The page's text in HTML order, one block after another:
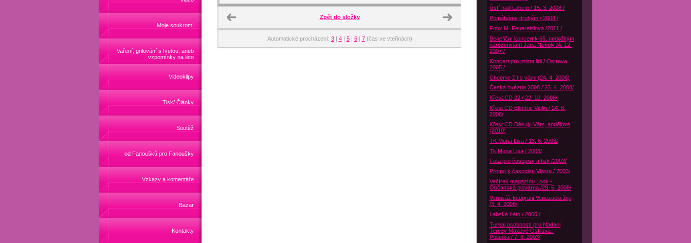
Moje soukromí
Vaření, grilování s Ivetou, aneb
vzpomínky na léto
Videoklipy
Tisk/ Články
Soutěž
od Fanoušků pro Fanoušky
Vzkazy a komentáře
Bazar
Kontakty
Zpět do složky
Automatické procházení: 3| 4| 5| 6| 7(čas ve vteřinách)
Ústí nad Labem / 15. 3. 2008 /
Pomáháme druhým / 2008 /
Foto: M. Feuereislová /2011 /
Benefiční koncert k 65. nedožitým
narozeninám Jana Nekoly /4. 12.
2007 /
Koncert pro prima lidi / Ostrava
2005 /
Chceme žít s vámi (24. 4. 2008)
Česká hvězda 2008 / 23. 4. 2008/
Křest CD 22 / 22. 10. 2008/
Křest CD Electric Violin / 24. 6.
2008/
Křest CD Děkuju Vám, andělové
(2010)
TK Mona Lisa / 13. 6. 2008/
Tk Mona Lisa / 2008/
Fota pro časopisy a tisk /2003/
Promo k časopisu Vlasta / 2003/
Večírek magazínu Look -
Občanská plovárna /29. 5. 2008/
Vernisáž fotografií Venezuela žije
/3. 4. 2008/
Labské Léto / 2005 /
Turnaj osobností pro Nadaci
Terezy Maxové Ostrava -
Polanka / 7. 6. 2003/